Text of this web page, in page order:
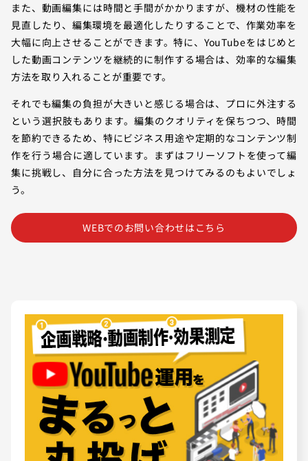
また、動画編集には時間と手間がかかりますが、機材の性能を
見直したり、編集環境を最適化したりすることで、作業効率を
大幅に向上させることができます。特に、YouTubeをはじめと
した動画コンテンツを継続的に制作する場合は、効率的な編集
方法を取り入れることが重要です。
それでも編集の負担が大きいと感じる場合は、プロに外注する
という選択肢もあります。編集のクオリティを保ちつつ、時間
を節約できるため、特にビジネス用途や定期的なコンテンツ制
作を行う場合に適しています。まずはフリーソフトを使って編
集に挑戦し、自分に合った方法を見つけてみるのもよいでしょ
う。
WEBでのお問い合わせはこちら